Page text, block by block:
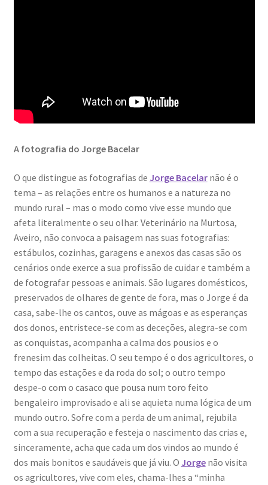
Shades of Sensuality
Sobre|Viver
The Best of Celestial Scenes
Ver o Porto em Brasília
Visões sobre o Porto
Wide Visions
Loja
Como adquirir produtos?
Dia Mundial do Livro e dos Direitos de Autor
Especiais Temáticos
Impressão e Criatividade
My Courses
A fotografia do Jorge Bacelar
O que distingue as fotografias de Jorge Bacelarnão é o
tema – as relações entre os humanos e a natureza no
mundo rural – mas o modo como vive esse mundo que
afeta literalmente o seu olhar. Veterinário na Murtosa,
Aveiro, não convoca a paisagem nas suas fotografias:
estábulos, cozinhas, garagens e anexos das casas são os
cenários onde exerce a sua profissão de cuidar e também a
de fotografar pessoas e animais. São lugares domésticos,
preservados de olhares de gente de fora, mas o Jorge é da
casa, sabe-lhe os cantos, ouve as mágoas e as esperanças
dos donos, entristece-se com as deceções, alegra-se com
as conquistas, acompanha a calma dos pousios e o
frenesim das colheitas. O seu tempo é o dos agricultores, o
tempo das estações e da roda do sol; o outro tempo
despe-o com o casaco que pousa num toro feito
bengaleiro improvisado e ali se aquieta numa lógica de um
mundo outro. Sofre com a perda de um animal, rejubila
com a sua recuperação e festeja o nascimento das crias e,
sinceramente, acha que cada um dos vindos ao mundo é
dos mais bonitos e saudáveis que já viu. O Jorgenão visita
os agricultores, vive com eles, chama-lhes a “minha